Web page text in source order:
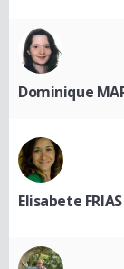
Dominique
Elisabete FRIAS